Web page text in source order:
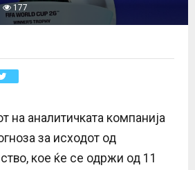
177
на аналитичката компанија
за исходот од
кое ќе се одржи од 11